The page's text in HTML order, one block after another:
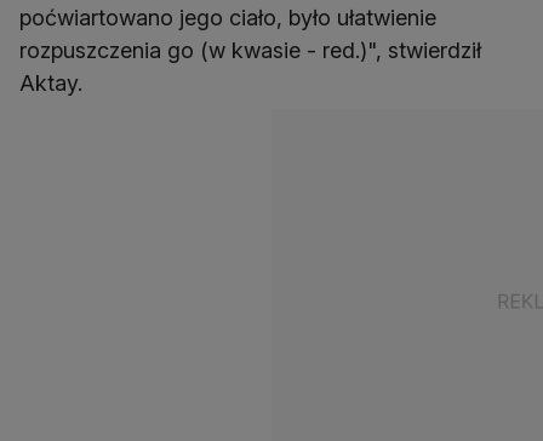
poćwiartowano jego ciało, było ułatwienie
rozpuszczenia go (w kwasie - red.)", stwierdził
Aktay.